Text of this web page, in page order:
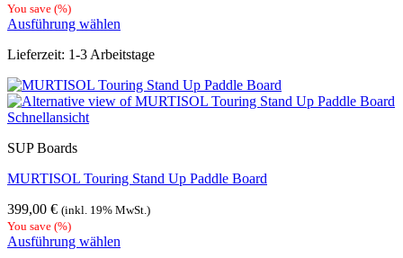
You save (%)
Ausführung wählen
Produkt
mehrere
Varianten
auf.
Optionen
auf
der
Produktseite
gewählt
werden
Lieferzeit: 1-3 Arbeitstage
Schnellansicht
SUP Boards
MURTISOL Touring Stand Up Paddle Board
399,00 € (inkl. 19% MwSt.)
You save (%)
Ausführung wählen